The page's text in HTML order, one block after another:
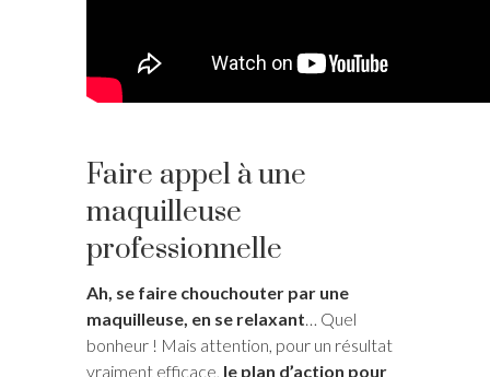
Faire appel à une
maquilleuse
professionnelle
Ah, se faire chouchouter par une
maquilleuse, en se relaxant… Quel
bonheur ! Mais attention, pour un résultat
vraiment efficace, le plan d’action pour